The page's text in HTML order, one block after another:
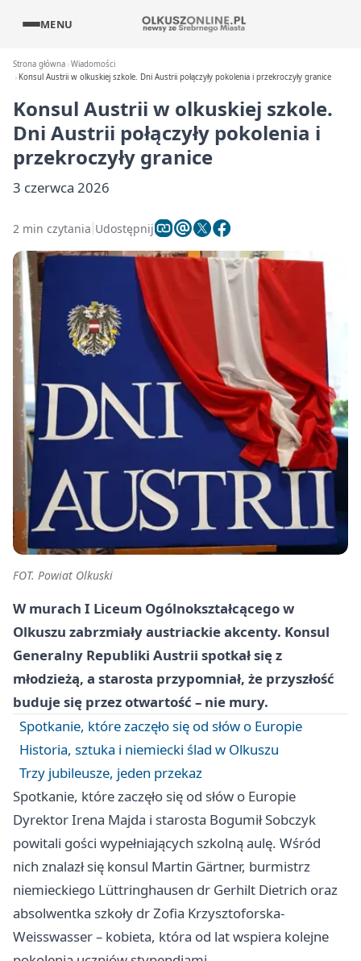
MENU
Strona główna Wiadomości
Konsul Austrii w olkuskiej szkole. Dni Austrii połączyły pokolenia i przekroczyły granice
Konsul Austrii w olkuskiej szkole.
Dni Austrii połączyły pokolenia i
przekroczyły granice
3 czerwca 2026
2 min czytania Udostępnij
FOT. Powiat Olkuski
W murach I Liceum Ogólnokształcącego w
Olkuszu zabrzmiały austriackie akcenty. Konsul
Generalny Republiki Austrii spotkał się z
młodzieżą, a starosta przypomniał, że przyszłość
buduje się przez otwartość – nie mury.
Spotkanie, które zaczęło się od słów o Europie
Historia, sztuka i niemiecki ślad w Olkuszu
Trzy jubileusze, jeden przekaz
Spotkanie, które zaczęło się od słów o Europie
Dyrektor Irena Majda i starosta Bogumił Sobczyk
powitali gości wypełniających szkolną aulę. Wśród
nich znalazł się konsul Martin Gärtner, burmistrz
niemieckiego Lüttringhausen dr Gerhilt Dietrich oraz
absolwentka szkoły dr Zofia Krzysztoforska-
Weisswasser – kobieta, która od lat wspiera kolejne